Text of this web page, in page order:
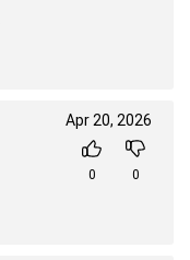
Apr 20, 2026
0 0